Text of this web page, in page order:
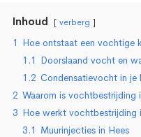
Inhoud verberg
1 Hoe ontstaat een vochtige
1.1 Doorslaand vocht en
1.2 Condensatievocht in je
2 Waarom is vochtbestrijding
3 Hoe werkt vochtbestrijding
3.1 Muurinjecties in Hees